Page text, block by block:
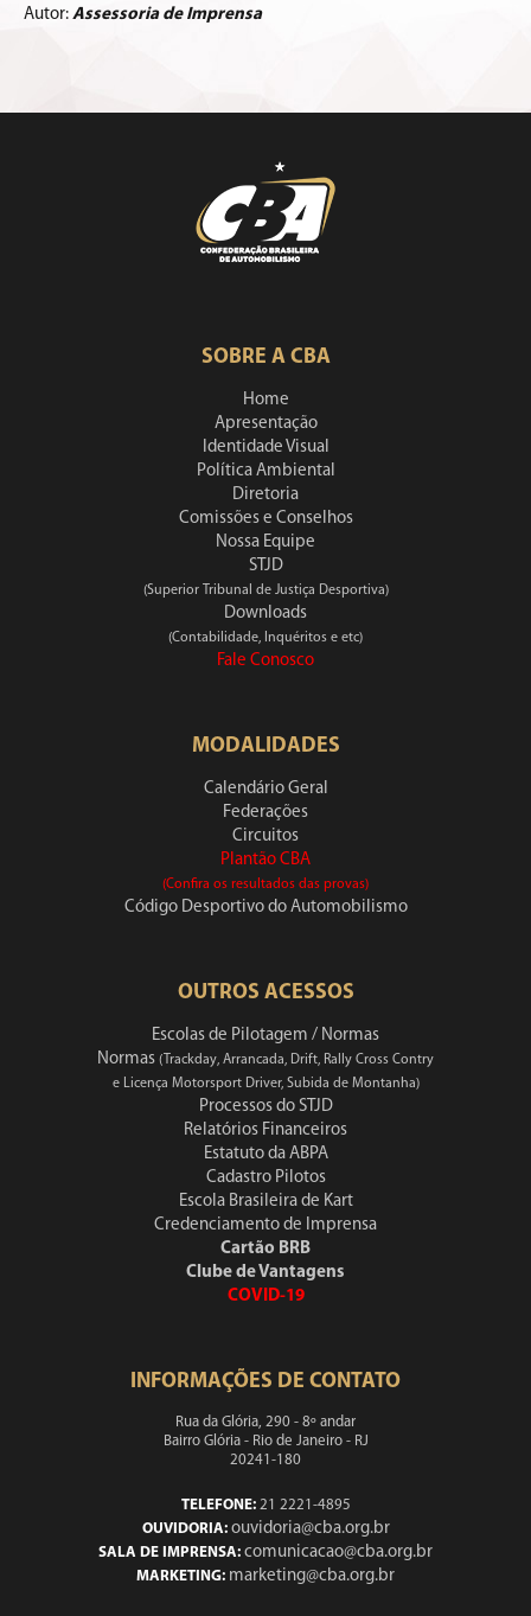
Autor: Assessoria de Imprensa
SOBRE A CBA
Home
Apresentação
Identidade Visual
Política Ambiental
Diretoria
Comissões e Conselhos
Nossa Equipe
STJD
(Superior Tribunal de Justiça Desportiva)
Downloads
(Contabilidade, Inquéritos e etc)
Fale Conosco
MODALIDADES
Calendário Geral
Federações
Circuitos
Plantão CBA
(Confira os resultados das provas)
Código Desportivo do Automobilismo
OUTROS ACESSOS
Escolas de Pilotagem / Normas
Normas (Trackday, Arrancada, Drift, Rally Cross Contry
e Licença Motorsport Driver, Subida de Montanha)
Processos do STJD
Relatórios Financeiros
Estatuto da ABPA
Cadastro Pilotos
Escola Brasileira de Kart
Credenciamento de Imprensa
Cartão BRB
Clube de Vantagens
COVID-19
INFORMAÇÕES DE CONTATO
Rua da Glória, 290 - 8º andar
Bairro Glória - Rio de Janeiro - RJ
20241-180
TELEFONE:21 2221-4895
OUVIDORIA: ouvidoria@cba.org.br
SALA DE IMPRENSA: comunicacao@cba.org.br
MARKETING: marketing@cba.org.br